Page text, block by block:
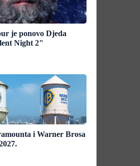
je ponovo Djeda
Night 2"
i Warner Brosa